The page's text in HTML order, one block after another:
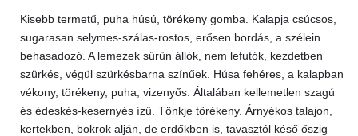
Kisebb termetű, puha húsú, törékeny gomba. Kalapja csúcsos,
sugarasan selymes-szálas-rostos, erősen bordás, a szélein
behasadozó. A lemezek sűrűn állók, nem lefutók, kezdetben
szürkés, végül szürkésbarna színűek. Húsa fehéres, a kalapban
vékony, törékeny, puha, vizenyős. Általában kellemetlen szagú
és édeskés-kesernyés ízű. Tönkje törékeny. Árnyékos talajon,
kertekben, bokrok alján, de erdőkben is, tavasztól késő őszig